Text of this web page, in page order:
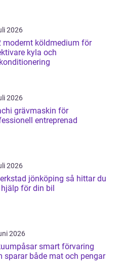
2026
kyla och
2026
grävmaskin för
entreprenad
2026
jönköping så hittar du
för din bil
2026
smart förvaring
sparar både mat och pengar